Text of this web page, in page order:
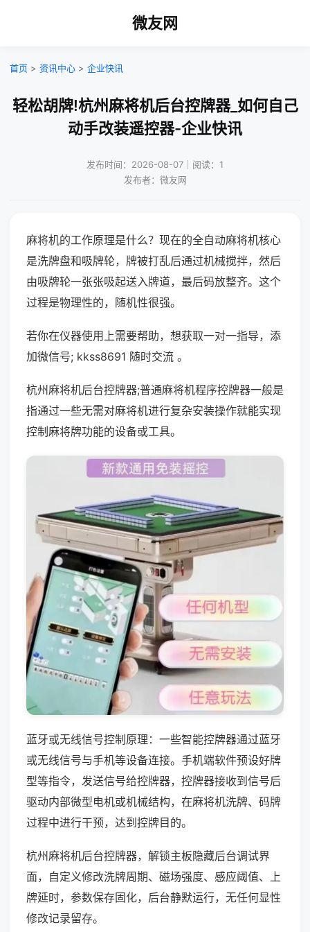
微友网
首页 > 资讯中心 > 企业快讯
轻松胡牌!杭州麻将机后台控牌器_如何自己
动手改装遥控器-企业快讯
发布时间：2026-08-07｜阅读：1
发布者：微友网
麻将机的工作原理是什么？现在的全自动麻将机核心
是洗牌盘和吸牌轮，牌被打乱后通过机械搅拌，然后
由吸牌轮一张张吸起送入牌道，最后码放整齐。这个
过程是物理性的，随机性很强。
若你在仪器使用上需要帮助，想获取一对一指导，添
加微信号; kkss8691 随时交流 。
杭州麻将机后台控牌器;普通麻将机程序控牌器一般是
指通过一些无需对麻将机进行复杂安装操作就能实现
控制麻将牌功能的设备或工具。
蓝牙或无线信号控制原理：一些智能控牌器通过蓝牙
或无线信号与手机等设备连接。手机端软件预设好牌
型等指令，发送信号给控牌器，控牌器接收到信号后
驱动内部微型电机或机械结构，在麻将机洗牌、码牌
过程中进行干预，达到控牌目的。
杭州麻将机后台控牌器，解锁主板隐藏后台调试界
面，自定义修改洗牌周期、磁场强度、感应阈值、上
牌延时，参数保存固化，后台静默运行，无任何显性
修改记录留存。